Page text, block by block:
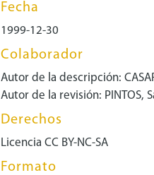
Fecha
1999-12-30
Colaborador
Autor de la descripción:
Autor de la revisión: PINTOS,
Derechos
Licencia CC BY-NC-SA
Formato